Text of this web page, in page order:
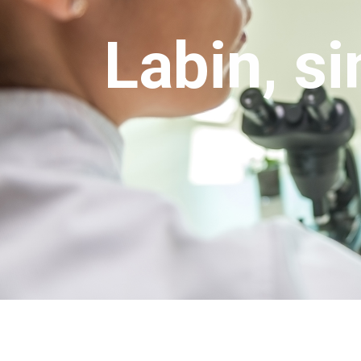
Português
Labin,